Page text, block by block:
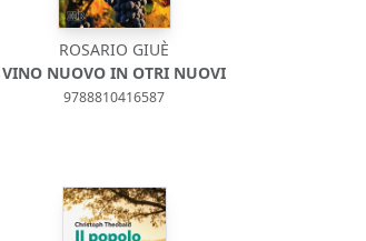
ROSARIO GIUÈ
VINO NUOVO IN OTRI NUOVI
9788810416587